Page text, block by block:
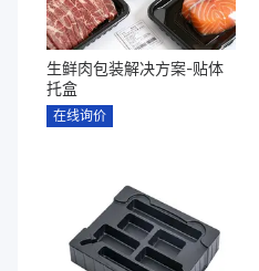
生鲜肉包装解决方案-贴体
托盒
在线询价